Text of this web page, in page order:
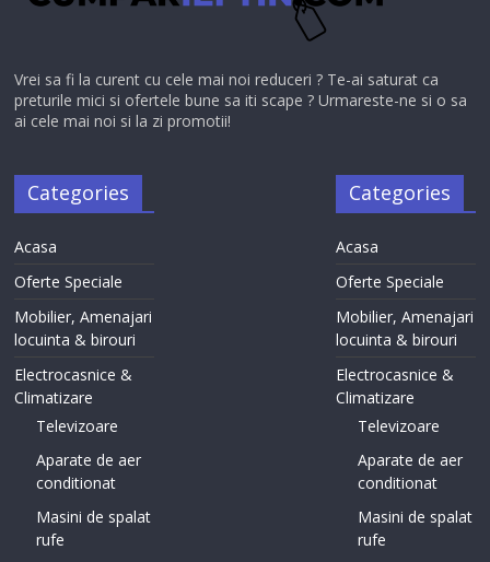
Vrei sa fi la curent cu cele mai noi reduceri ? Te-ai saturat ca
preturile mici si ofertele bune sa iti scape ? Urmareste-ne si o sa
ai cele mai noi si la zi promotii!
Categories
Acasa
Oferte Speciale
Mobilier, Amenajari
locuinta & birouri
Electrocasnice &
Climatizare
Televizoare
Aparate de aer
conditionat
Masini de spalat
rufe
Categories
Acasa
Oferte Speciale
Mobilier, Amenajari
locuinta & birouri
Electrocasnice &
Climatizare
Televizoare
Aparate de aer
conditionat
Masini de spalat
rufe